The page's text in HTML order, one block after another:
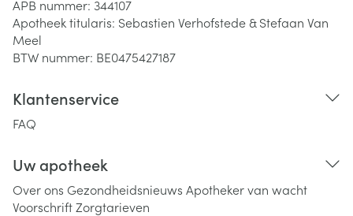
APB nummer: 344107
Apotheek titularis: Sebastien Verhofstede & Stefaan Van
Meel
BTW nummer: BE0475427187
Klantenservice
FAQ
Uw apotheek
Over ons Gezondheidsnieuws Apotheker van wacht
VoorschriftZorgtarieven